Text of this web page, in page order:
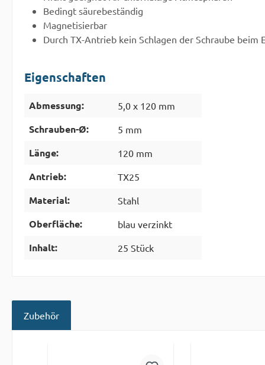
Bedingt säurebeständig
Magnetisierbar
Durch TX-Antrieb kein Schlagen der Schraube beim
Eigenschaften
Abmessung: 5,0 x 120 mm
Schrauben-Ø: 5 mm
Länge: 120 mm
Antrieb: TX25
Material: Stahl
Oberfläche: blau verzinkt
Inhalt: 25 Stück
Zubehör